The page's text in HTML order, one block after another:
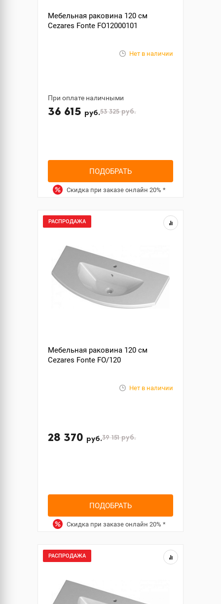
Мебельная раковина 120 см
Cezares Fonte FO12000101
Нет в наличии
При оплате наличными
36 615 руб.53 325руб.
ПОДОБРАТЬ
Скидка при заказе онлайн 20% *
РАСПРОДАЖА
Мебельная раковина 120 см
Cezares Fonte FO/120
Нет в наличии
28 370 руб.39 151руб.
ПОДОБРАТЬ
Скидка при заказе онлайн 20% *
РАСПРОДАЖА